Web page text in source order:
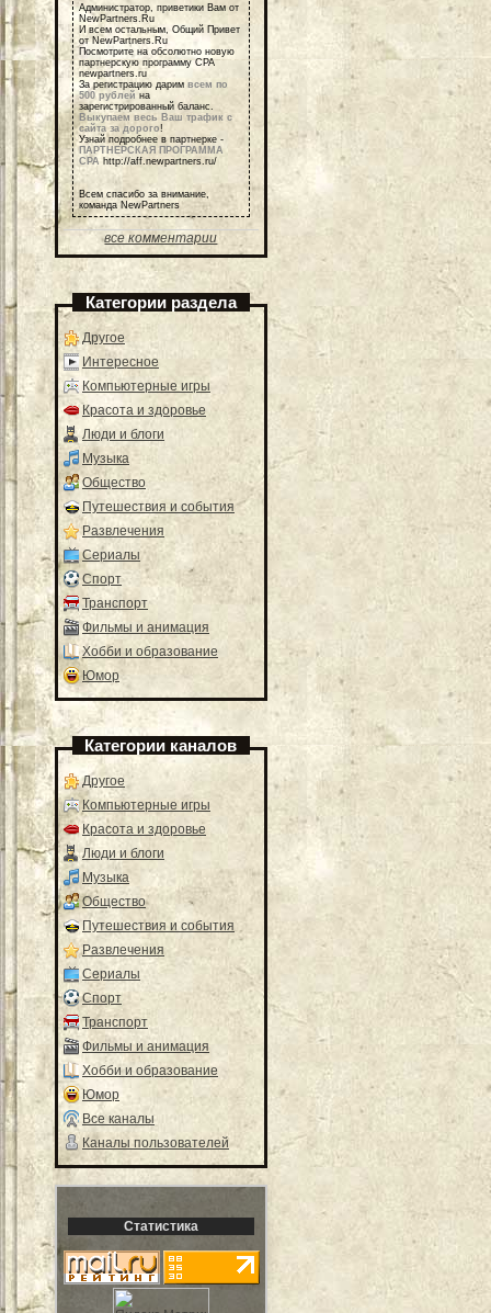
Администратор, приветики Вам от
NewPartners.Ru
И всем остальным, Общий Привет
от NewPartners.Ru
Посмотрите на обсолютно новую
партнерскую программу СРА
newpartners.ru
За регистрацию дарим всем по
500 рублей на
зарегистрированный баланс.
Выкупаем весь Ваш трафик с
сайта за дорого!
Узнай подробнее в партнерке -
ПАРТНЕРСКАЯ ПРОГРАММА
СРА http://aff.newpartners.ru/
Всем спасибо за внимание,
команда NewPartners
все комментарии
Категории раздела
Другое
Интересное
Компьютерные игры
Красота и здоровье
Люди и блоги
Музыка
Общество
Путешествия и события
Развлечения
Сериалы
Спорт
Транспорт
Фильмы и анимация
Хобби и образование
Юмор
Категории каналов
Другое
Компьютерные игры
Красота и здоровье
Люди и блоги
Музыка
Общество
Путешествия и события
Развлечения
Сериалы
Спорт
Транспорт
Фильмы и анимация
Хобби и образование
Юмор
Все каналы
Каналы пользователей
Статистика